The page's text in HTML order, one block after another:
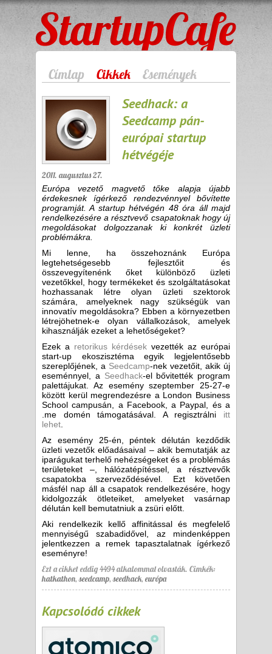
StartupCafe
Címlap Cikkek Események
Seedhack: a
Seedcamp pán-
európai startup
hétvégéje
2011. augusztus 27.
Európa vezető magvető tőke alapja újabb
érdekesnek ígérkező rendezvénnyel bővítette
programját. A startup hétvégén 48 óra áll majd
rendelkezésére a résztvevő csapatoknak hogy új
megoldásokat dolgozzanak ki konkrét üzleti
problémákra.
Mi lenne, ha összehoznánk Európa
legtehetségesebb fejlesztőit és
összevegyítenénk őket különböző üzleti
vezetőkkel, hogy termékeket és szolgáltatásokat
hozhassanak létre olyan üzleti szektorok
számára, amelyeknek nagy szükségük van
innovatív megoldásokra? Ebben a környezetben
létrejöhetnek-e olyan vállalkozások, amelyek
kihasználják ezeket a lehetőségeket?
Ezek a retorikus kérdések vezették az európai
start-up ekoszisztéma egyik legjelentősebb
szereplőjének, a Seedcamp-nek vezetőit, akik új
eseménnyel, a Seedhack-el bővitették program
palettájukat. Az esemény szeptember 25-27-e
között kerül megrendezésre a London Business
School campusán, a Facebook, a Paypal, és a
.me domén támogatásával. A regisztrálni itt
lehet
Az esemény 25-én, péntek délután kezdődik
üzleti vezetők előadásaival – akik bemutatják az
iparágukat terhelő nehézségeket és a problémás
területeket –, hálózatépítéssel, a résztvevők
csapatokba szerveződésével. Ezt követően
másfél nap áll a csapatok rendelkezésére, hogy
kidolgozzák ötleteiket, amelyeket vasárnap
délután kell bemutatniuk a zsüri előtt.
Aki rendelkezik kellő affinitással és megfelelő
mennyiségű szabadidővel, az mindenképpen
jelentkezzen a remek tapasztalatnak ígérkező
eseményre!
Ezt a cikket eddig 4494 alkalommal olvasták. Cimkék:
hatkathon,seedcamp,seedhack, európa
Kapcsolódó cikkek